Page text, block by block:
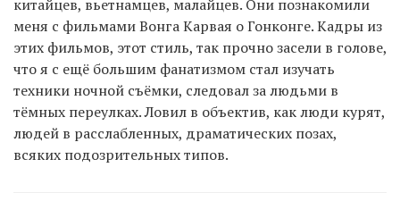
китайцев, вьетнамцев, малайцев. Они познакомили
меня с фильмами Вонга Карвая о Гонконге. Кадры из
этих фильмов, этот стиль, так прочно засели в голове,
что я с ещё большим фанатизмом стал изучать
техники ночной съёмки, следовал за людьми в
тёмных переулках. Ловил в объектив, как люди курят,
людей в расслабленных, драматических позах,
всяких подозрительных типов.